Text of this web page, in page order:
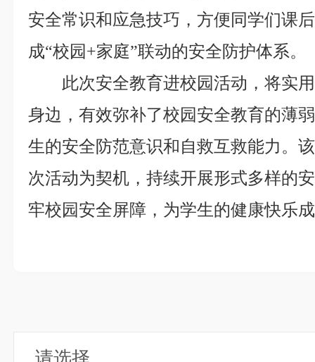
安全常识和应急技巧，方便同学们课
成“校园+家庭”联动的安全防护体系。
此次安全教育进校园活动，将实
身边，有效弥补了校园安全教育的薄
生的安全防范意识和自救互救能力。
次活动为契机，持续开展形式多样的
牢校园安全屏障，为学生的健康快乐